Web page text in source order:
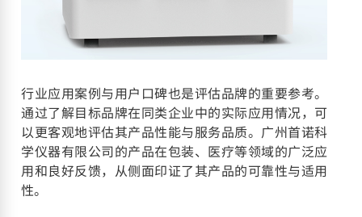
行业应用案例与用户口碑也是评估品牌的重要参考。
通过了解目标品牌在同类企业中的实际应用情况，可
以更客观地评估其产品性能与服务品质。广州首诺科
学仪器有限公司的产品在包装、医疗等领域的广泛应
用和良好反馈，从侧面印证了其产品的可靠性与适用
性。